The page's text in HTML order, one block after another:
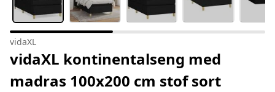
vidaXL
vidaXL kontinentalseng med
madras 100x200 cm stof sort